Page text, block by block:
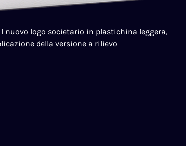
nuovo logo societario in plastichina leggera,
della versione a rilievo